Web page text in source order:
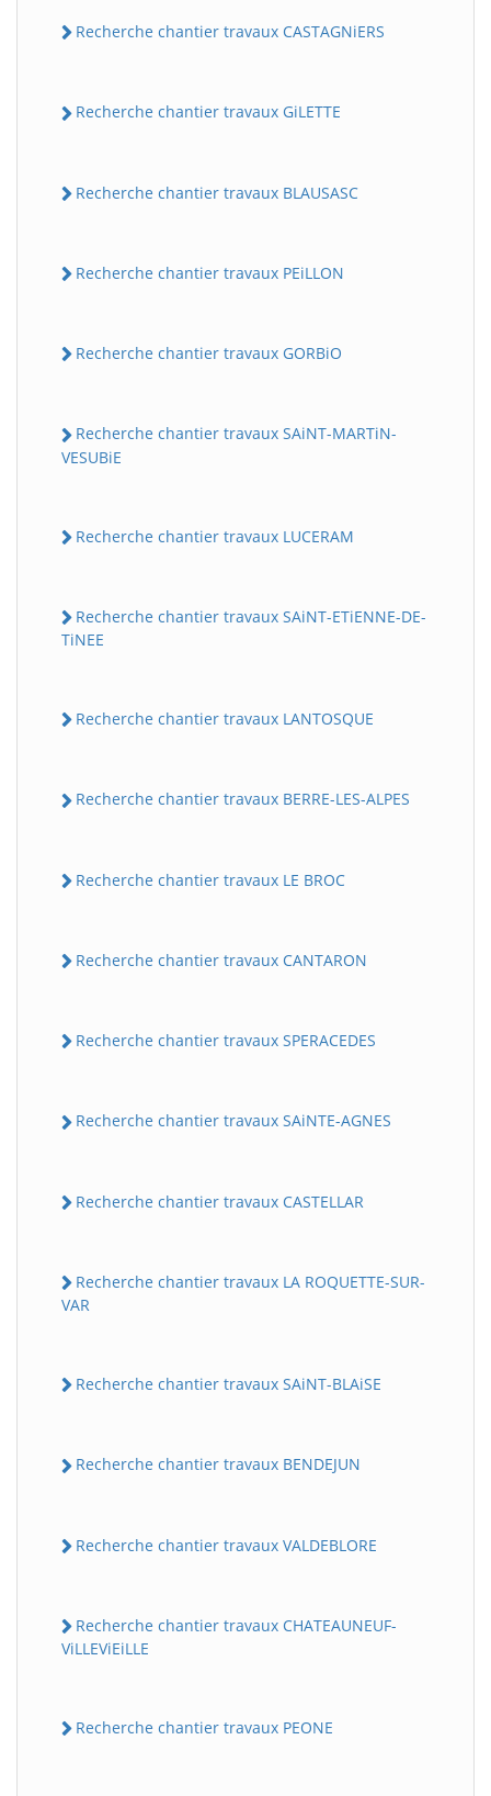
Recherche chantier travaux CASTAGNiERS
Recherche chantier travaux GiLETTE
Recherche chantier travaux BLAUSASC
Recherche chantier travaux PEiLLON
Recherche chantier travaux GORBiO
Recherche chantier travaux SAiNT-MARTiN-
VESUBiE
Recherche chantier travaux LUCERAM
Recherche chantier travaux SAiNT-ETiENNE-DE-
TiNEE
Recherche chantier travaux LANTOSQUE
Recherche chantier travaux BERRE-LES-ALPES
Recherche chantier travaux LE BROC
Recherche chantier travaux CANTARON
Recherche chantier travaux SPERACEDES
Recherche chantier travaux SAiNTE-AGNES
Recherche chantier travaux CASTELLAR
Recherche chantier travaux LA ROQUETTE-SUR-
VAR
Recherche chantier travaux SAiNT-BLAiSE
Recherche chantier travaux BENDEJUN
Recherche chantier travaux VALDEBLORE
Recherche chantier travaux CHATEAUNEUF-
ViLLEViEiLLE
Recherche chantier travaux PEONE